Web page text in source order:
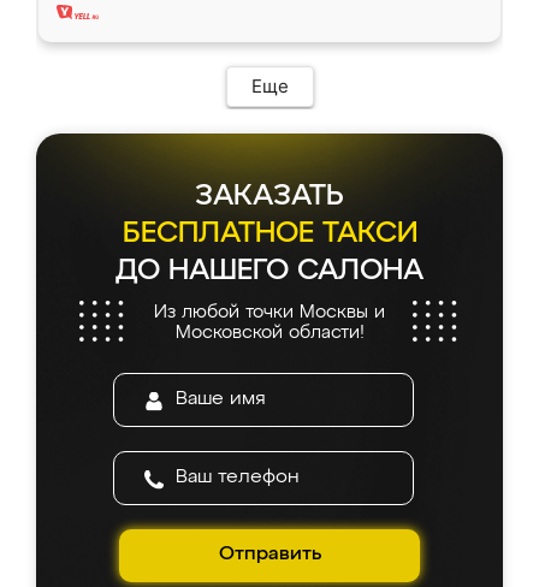
Еще
ЗАКАЗАТЬ
БЕСПЛАТНОЕ ТАКСИ
ДО НАШЕГО САЛОНА
Из любой точки Москвы и
Московской области!
Отправить